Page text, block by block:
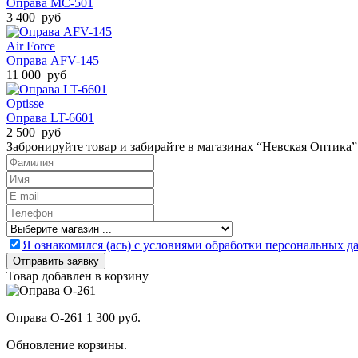
Оправа MC-501
3 400 руб
Air Force
Оправа AFV-145
11 000 руб
Optisse
Оправа LT-6601
2 500 руб
Забронируйте товар и забирайте в магазинах “Невская Оптика”
Я ознакомился (ась) с условиями обработки персональных
Товар добавлен в корзину
Оправа O-261 1 300 руб.
Обновление корзины.